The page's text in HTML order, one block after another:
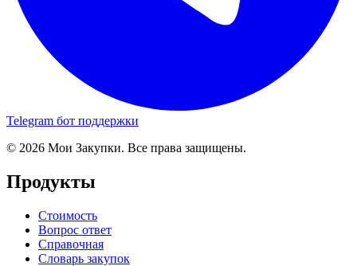
Telegram бот поддержки
© 2026 Мои Закупки. Все права защищены.
Продукты
Стоимость
Вопрос ответ
Справочная
Словарь закупок